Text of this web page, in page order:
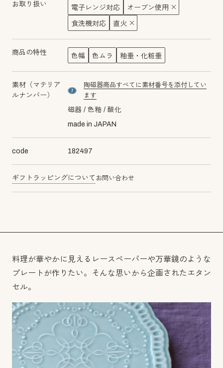
お取り扱い 電子レンジ対応 オーブン使用
食洗機対応 直火
商品の特性 色幅 色ムラ 釉垂・化粧垂
素材（マテリア
ルナンバー）
material number7
陶磁器商品すべてに素材番号を添付してい
ます
磁器 色釉
酸化
made in JAPAN
code 182497
ギフトラッピングについて お問い合わせ
料理が華やかに見えるレースペーパーや万華鏡のような
プレートが作りたい。そんな思いから企画されたエタン
セル。